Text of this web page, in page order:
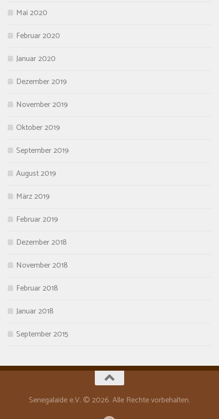
Mai 2020
Februar 2020
Januar 2020
Dezember 2019
November 2019
Oktober 2019
September 2019
August 2019
März 2019
Februar 2019
Dezember 2018
November 2018
Februar 2018
Januar 2018
September 2015
Senegalaide e.V. © 2026. Alle Rechte vorbehalten.